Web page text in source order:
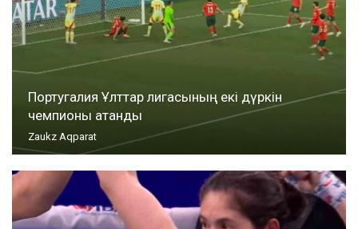
Португалия Ұлттар лигасының екі дүркін
чемпионы атанды
Zaukz Aqparat